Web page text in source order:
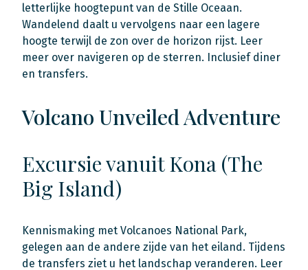
letterlijke hoogtepunt van de Stille Oceaan.
Wandelend daalt u vervolgens naar een lagere
hoogte terwijl de zon over de horizon rijst. Leer
meer over navigeren op de sterren. Inclusief diner
en transfers.
Volcano Unveiled Adventure
Excursie vanuit Kona (The
Big Island)
Kennismaking met Volcanoes National Park,
gelegen aan de andere zijde van het eiland. Tijdens
de transfers ziet u het landschap veranderen. Leer